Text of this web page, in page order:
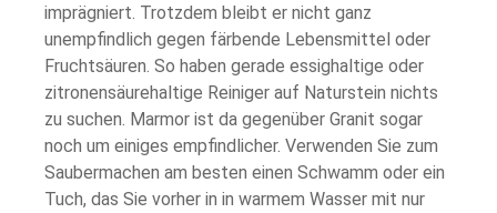
imprägniert. Trotzdem bleibt er nicht ganz
unempfindlich gegen färbende Lebensmittel oder
Fruchtsäuren. So haben gerade essighaltige oder
zitronensäurehaltige Reiniger auf Naturstein nichts
zu suchen. Marmor ist da gegenüber Granit sogar
noch um einiges empfindlicher. Verwenden Sie zum
Saubermachen am besten einen Schwamm oder ein
Tuch, das Sie vorher in in warmem Wasser mit nur